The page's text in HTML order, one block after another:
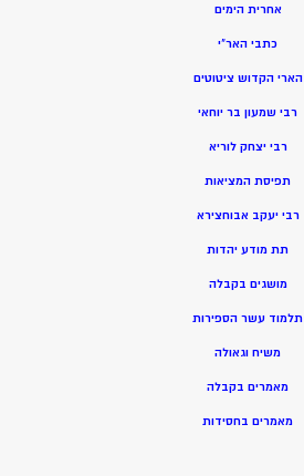
אחרית הימים
כתבי האר”י
הארי הקדוש ציטוטים
רבי שמעון בר יוחאי
רבי יצחק לוריא
תפיסת המציאות
רבי יעקב אבוחצירא
תת מודע יהדות
מושגים בקבלה
תלמוד עשר הספירות
משיח וגאולה
מאמרים בקבלה
מאמרים בחסידות